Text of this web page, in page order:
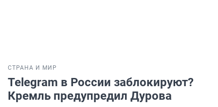
СТРАНА И МИР
Telegram в России заблокируют?
Кремль предупредил Дурова